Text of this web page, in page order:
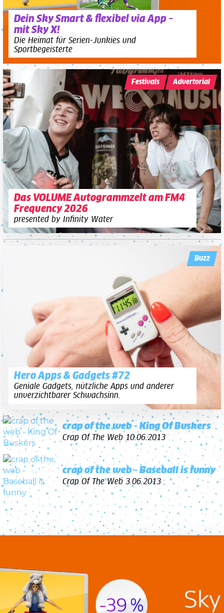
Dein Sky Smart & flexibel via App –
mit Sky X!
Die Heimat für Serien-Junkies und
Sportbegeisterte
Das VOLUME Autogrammzelt am FM4
Frequency 2026
presented by Infinity Water
Festivals Advertorial
Hero Apps & Gadgets #72
Geniale Gadgets, nützliche Apps und anderer
unverzichtbarer Schwachsinn.
Buzz
crap of the web - King Of Buskers
Crap Of The Web 10.06.2013
crap of the web - Baseball is funny
Crap Of The Web 3.06.2013